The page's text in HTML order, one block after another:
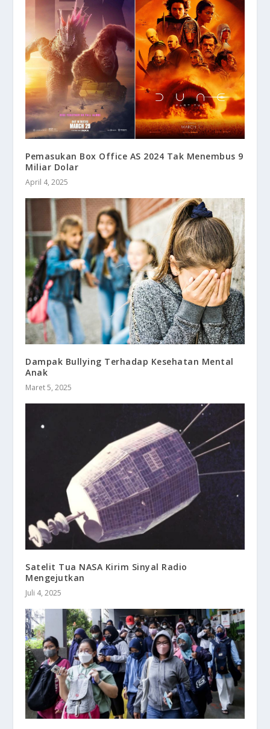
Pemasukan Box Office AS 2024 Tak Menembus 9
Miliar Dolar
April 4, 2025
Dampak Bullying Terhadap Kesehatan Mental
Anak
Maret 5, 2025
Satelit Tua NASA Kirim Sinyal Radio
Mengejutkan
Juli 4, 2025